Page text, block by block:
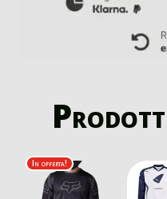
In offerta!